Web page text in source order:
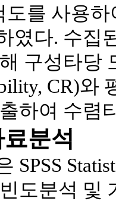
도를 사용
였다. 수집
구성타당
CR)와
하여 수렴
분석
SPSS
도분석 및